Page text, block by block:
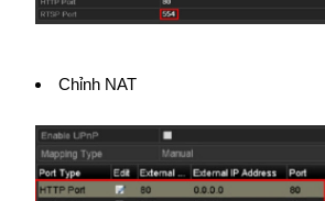
Chỉnh NAT